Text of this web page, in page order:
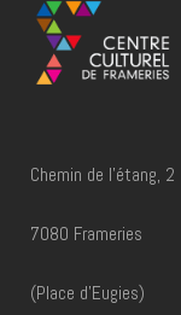
REPAIR CAFÉ
Chemin de l'étang, 2
7080 Frameries
(Place d'Eugies)